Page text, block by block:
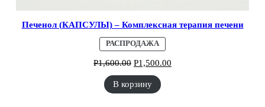
Печенол (КАПСУЛЫ) – Комплексная терапия печени
РАСПРОДАЖАПРОДАВАЕМЫЙ
ТОВАР
Р1,600.00 Р1,500.00
В корзину